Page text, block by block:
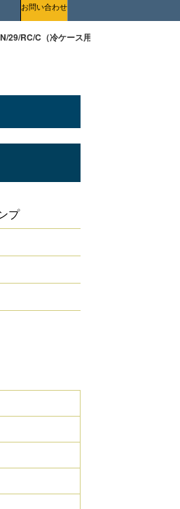
ためにお問い合わせ
29/RC/C（冷ケース用照明G13 40形）
プ